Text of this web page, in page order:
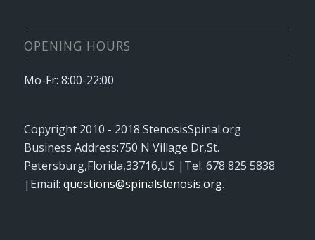
OPENING HOURS
Mo-Fr: 8:00-22:00
Copyright 2010 - 2018 StenosisSpinal.org
Business Address:750 N Village Dr,St.
Petersburg,Florida,33716,US |Tel: 678 825 5838
|Email: questions@spinalstenosis.org.